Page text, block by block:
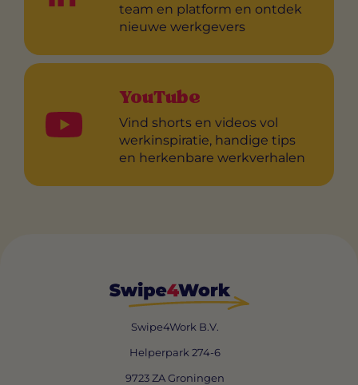
team en platform en ontdek
nieuwe werkgevers
YouTube
Vind shorts en videos vol
werkinspiratie, handige tips
en herkenbare werkverhalen
Swipe4Work B.V.
Helperpark 274-6
9723 ZA Groningen